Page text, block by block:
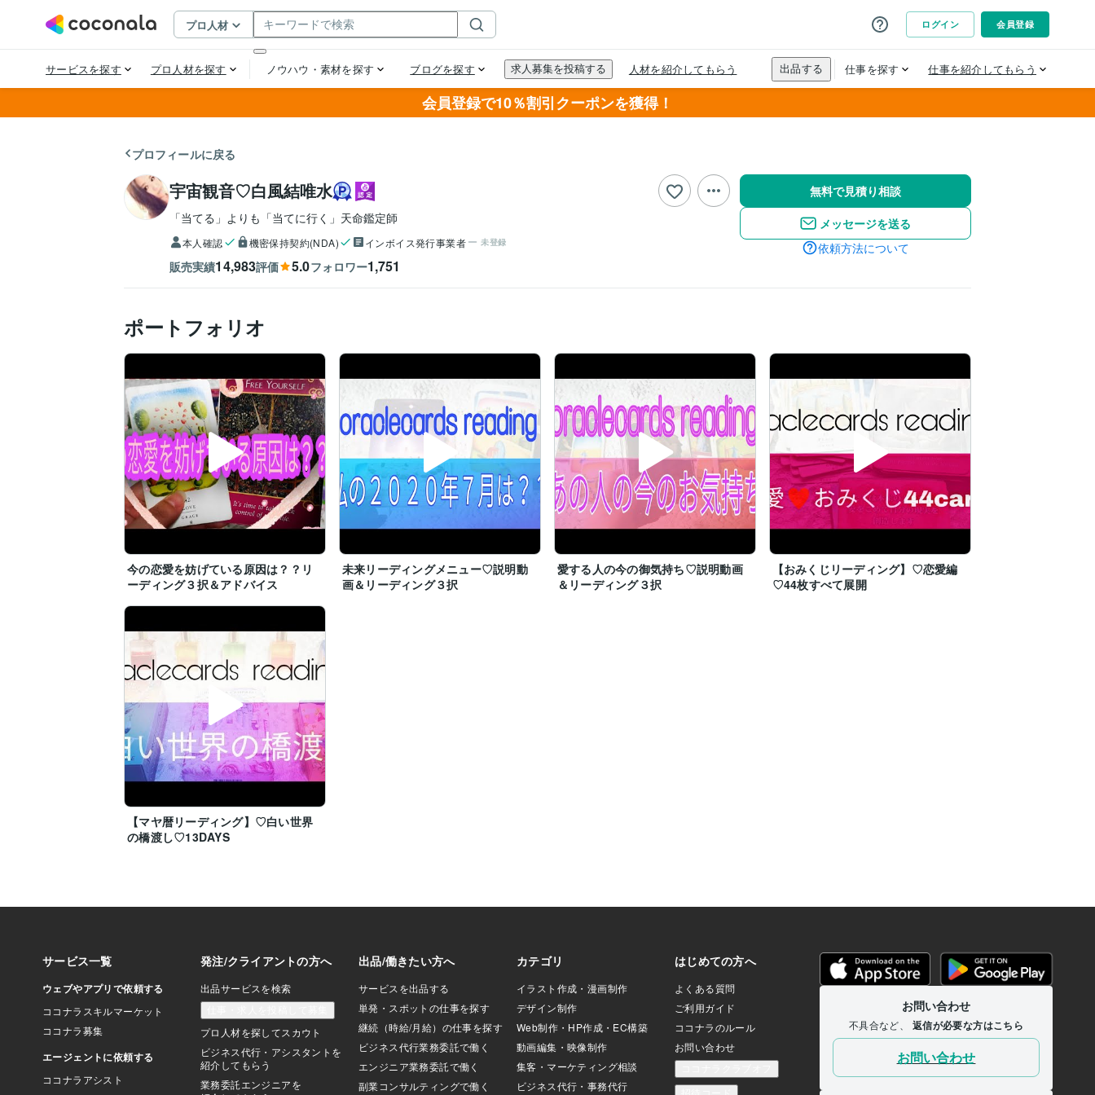
会員登録で10％割引クーポンを獲得！
プロフィールに戻る
宇宙観音♡白風結唯水
「当てる」よりも「当てに行く」天命鑑定師
本人確認 機密保持契約(NDA) インボイス発行事業者 未登録
販売実績14,983評価 5.0フォロワー1,751
無料で見積り相談
メッセージを送る
依頼方法について
ポートフォリオ
今の恋愛を妨げている原因は？？リ
ーディング３択＆アドバイス
未来リーディングメニュー♡説明動
画＆リーディング３択
愛する人の今の御気持ち♡説明動画
＆リーディング３択
【おみくじリーディング】♡恋愛編
♡44枚すべて展開
【マヤ暦リーディング】♡白い世界
の橋渡し♡13DAYS